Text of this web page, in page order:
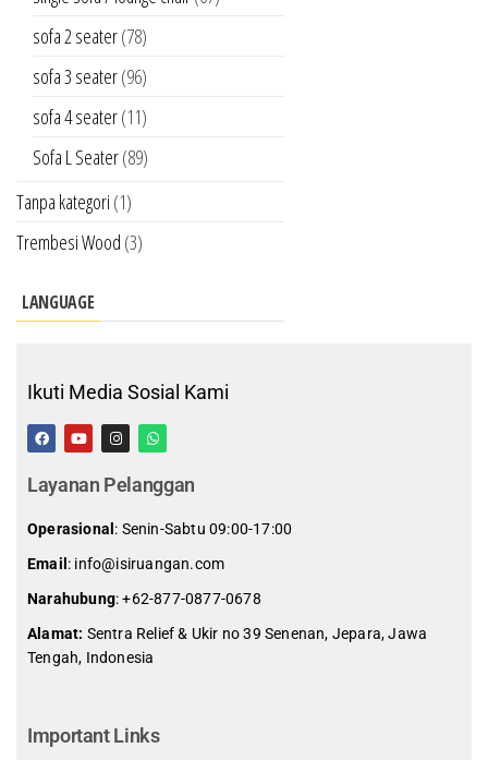
sofa 2 seater(78)
sofa 3 seater(96)
sofa 4 seater(11)
Sofa L Seater(89)
Tanpa kategori (1)
Trembesi Wood (3)
LANGUAGE
Ikuti Media Sosial Kami
Layanan Pelanggan
Operasional: Senin-Sabtu 09:00-17:00
Email: info@isiruangan.com
Narahubung:+62-877-0877-0678
Alamat: Sentra Relief & Ukir no 39 Senenan, Jepara, Jawa
Tengah, Indonesia
Important Links